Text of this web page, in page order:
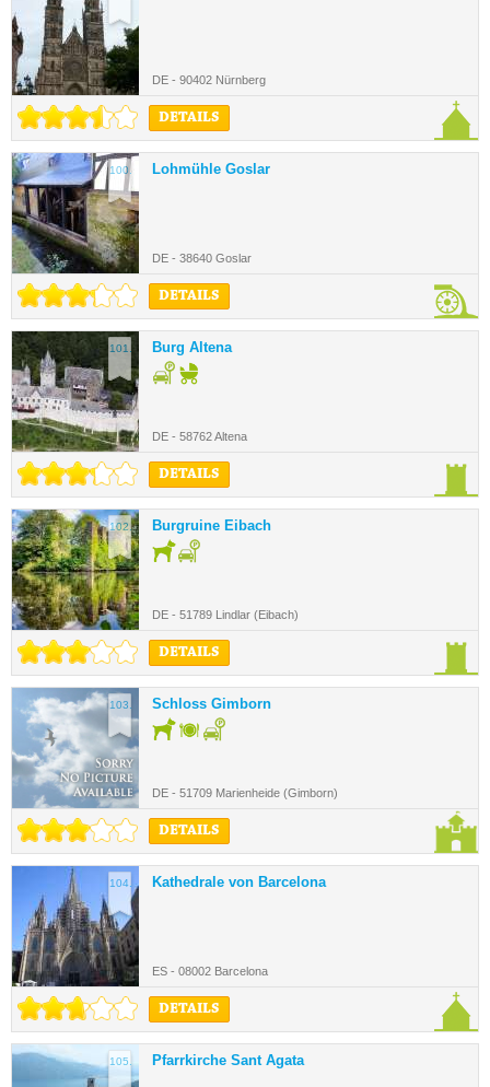
DE - 90402 Nürnberg
DETAILS
100. Lohmühle Goslar
DE - 38640 Goslar
DETAILS
101. Burg Altena
DE - 58762 Altena
DETAILS
102. Burgruine Eibach
DE - 51789 Lindlar (Eibach)
DETAILS
103. Schloss Gimborn
DE - 51709 Marienheide (Gimborn)
DETAILS
104. Kathedrale von Barcelona
ES - 08002 Barcelona
DETAILS
105. Pfarrkirche Sant Agata